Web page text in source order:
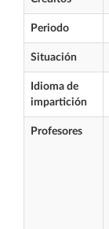
Periodo
Situación
Idioma de
impartición
Profesores